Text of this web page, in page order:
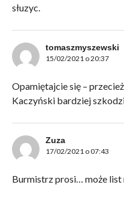
słuzyc.
tomaszmyszewski
15/02/2021 o 20:37
Opamiętajcie się –
Kaczyński bardziej
Zuza
17/02/2021 o 07:43
Burmistrz prosi… może list